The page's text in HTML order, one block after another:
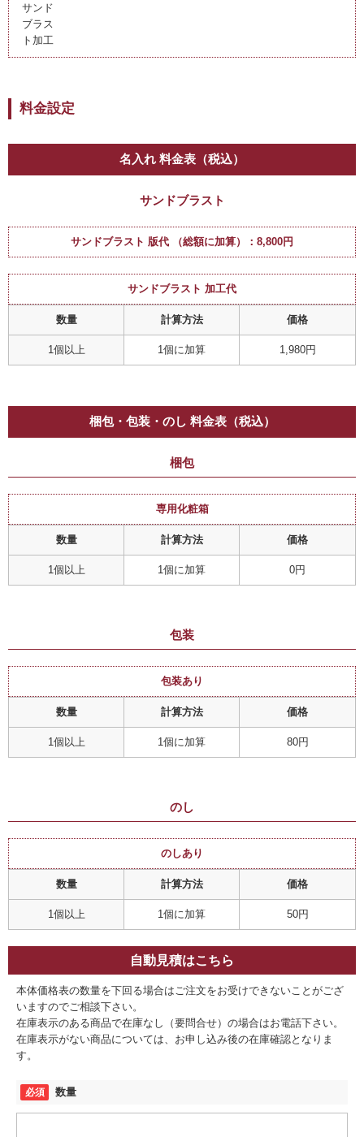
サンド
ブラス
ト加工
料金設定
名入れ 料金表（税込）
サンドブラスト
サンドブラスト 版代 （総額に加算）：8,800円
サンドブラスト 加工代
数量 計算方法 価格
1個以上 1個に加算 1,980円
梱包・包装・のし 料金表（税込）
梱包
専用化粧箱
数量 計算方法 価格
1個以上 1個に加算 0円
包装
包装あり
数量 計算方法 価格
1個以上 1個に加算 80円
のし
のしあり
数量 計算方法 価格
1個以上 1個に加算 50円
自動見積はこちら
本体価格表の数量を下回る場合はご注文をお受けできないことがござ
いますのでご相談下さい。
在庫表示のある商品で在庫なし（要問合せ）の場合はお電話下さい。
在庫表示がない商品については、お申し込み後の在庫確認となりま
す。
数量